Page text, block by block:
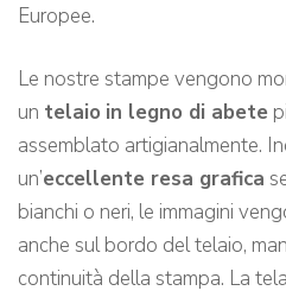
Europee.
Le nostre stampe vengono
un telaio in legno di abete
assemblato artigianalmente.
un’eccellente resa grafica
bianchi o neri, le immagini
anche sul bordo del telaio,
continuità della stampa. La